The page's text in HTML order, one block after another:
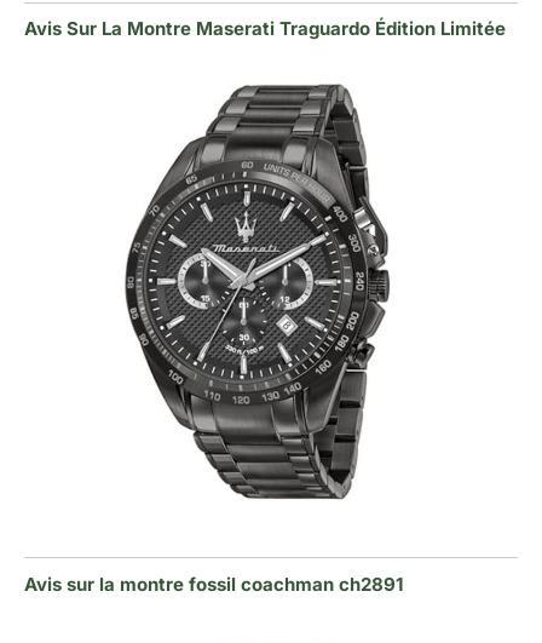
Avis Sur La Montre Maserati Traguardo Édition Limitée
Avis sur la montre fossil coachman ch2891